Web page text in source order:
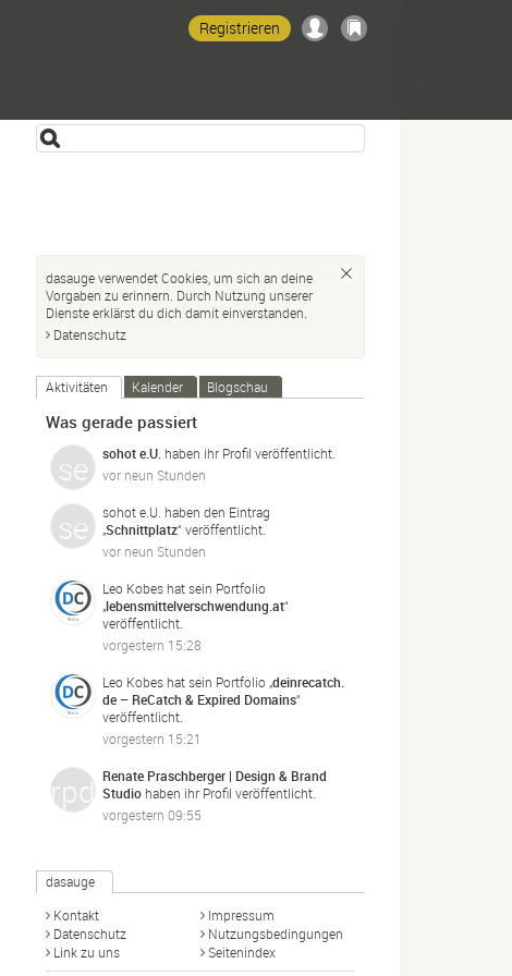
Registrieren
dasauge verwendet Cookies, um sich an deine
Vorgaben zu erinnern. Durch Nutzung unserer
Dienste erklärst du dich damit einverstanden.
Datenschutz
Aktivitäten Kalender Blogschau
Was gerade passiert
sohot e.U. haben ihr Profil veröffentlicht.
vor neun Stunden
sohot e.U. haben den Eintrag
„Schnittplatz“ veröffentlicht.
vor neun Stunden
Leo Kobes hat sein Portfolio
„lebensmittelverschwendung. at“
veröffentlicht.
vorgestern 15:28
Leo Kobes hat sein Portfolio „deinrecatch.
de – ReCatch & Expired Domains“
veröffentlicht.
vorgestern 15:21
Renate Praschberger | Design & Brand
Studio haben ihr Profil veröffentlicht.
vorgestern 09:55
dasauge
Kontakt
Impressum
Datenschutz
Nutzungsbedingungen
Link zu uns
Seitenindex